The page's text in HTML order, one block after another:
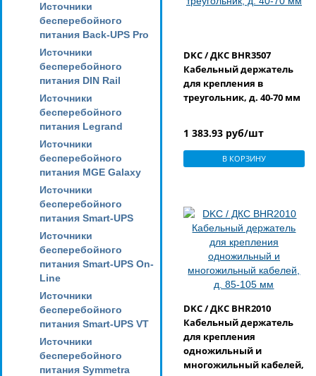
Источники
бесперебойного
питания Back-UPS Pro
Источники
бесперебойного
питания DIN Rail
Источники
бесперебойного
питания Legrand
Источники
бесперебойного
питания MGE Galaxy
Источники
бесперебойного
питания Smart-UPS
Источники
бесперебойного
питания Smart-UPS On-
Line
Источники
бесперебойного
питания Smart-UPS VT
Источники
бесперебойного
питания Symmetra
DKC / ДКС BHR3507
Кабельный держатель
для крепления в
треугольник, д. 40-70 мм
1 383.93 руб/шт
В КОРЗИНУ
DKC / ДКС BHR2010
Кабельный держатель
для крепления
одножильный и
многожильный кабелей,